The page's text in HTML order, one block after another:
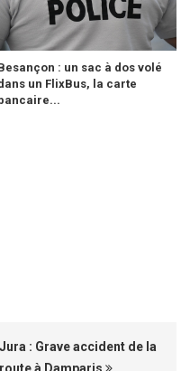
: un sac à dos volé
un FlixBus, la carte
Jura : Grave accident de la
route à Damparis